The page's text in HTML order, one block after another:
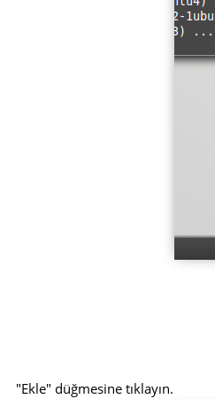
"Ekle" düğmesine tıklayın.